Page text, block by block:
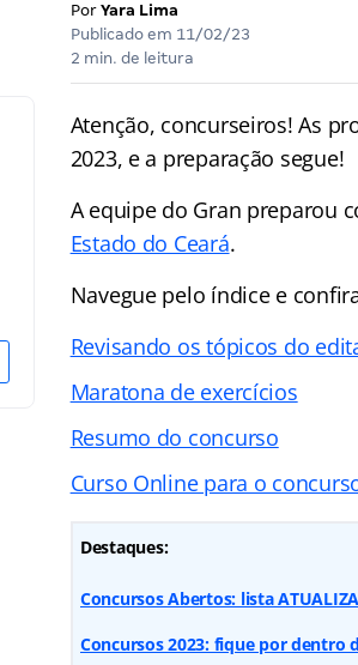
Por Yara Lima
Publicado em 11/02/23
2 min. de leitura
Atenção, concurseiros! As
2023, e a preparação segue!
A equipe do Gran preparou
Estado do Ceará.
Navegue pelo índicee
Revisando os tópicos do
Maratona de exercícios
Resumo do concurso
Curso Online para o concurso
Destaques:
Concursos Abertos: lista
Concursos 2023: fique por dentro